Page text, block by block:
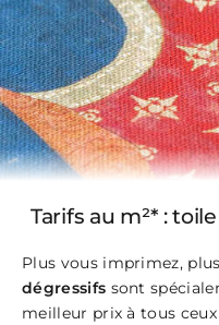
Tarifs au m²* : toile
Plus vous imprimez,
dégressifs sont
meilleur prix à tous